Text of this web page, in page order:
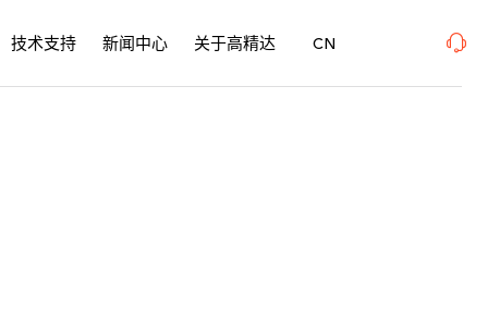
表面精密加工博览会 、上海新国际博览中心· 浦东、W1馆E21 、欢迎莅
技术支持 新闻中心 关于高精达 CN